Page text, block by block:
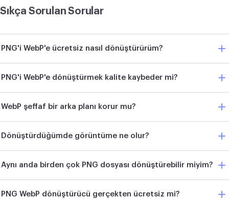
Sıkça Sorulan Sorular
PNG'i WebP'e ücretsiz nasıl dönüştürürüm?
PNG'i WebP'e dönüştürmek kalite kaybeder mi?
WebP şeffaf bir arka planı korur mu?
Dönüştürdüğümde görüntüme ne olur?
Aynı anda birden çok PNG dosyası dönüştürebilir miyim?
PNG WebP dönüştürücü gerçekten ücretsiz mi?